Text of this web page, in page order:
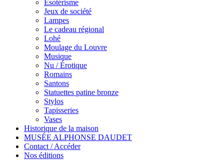
Ésotérisme
Jeux de société
Lampes
Le cadeau régional
Lohé
Moulage du Louvre
Musique
Nu / Érotique
Romains
Santons
Statuettes patine bronze
Stylos
Tapisseries
Vases
Historique de la maison
MUSÉE ALPHONSE DAUDET
Contact / Accéder
Nos éditions